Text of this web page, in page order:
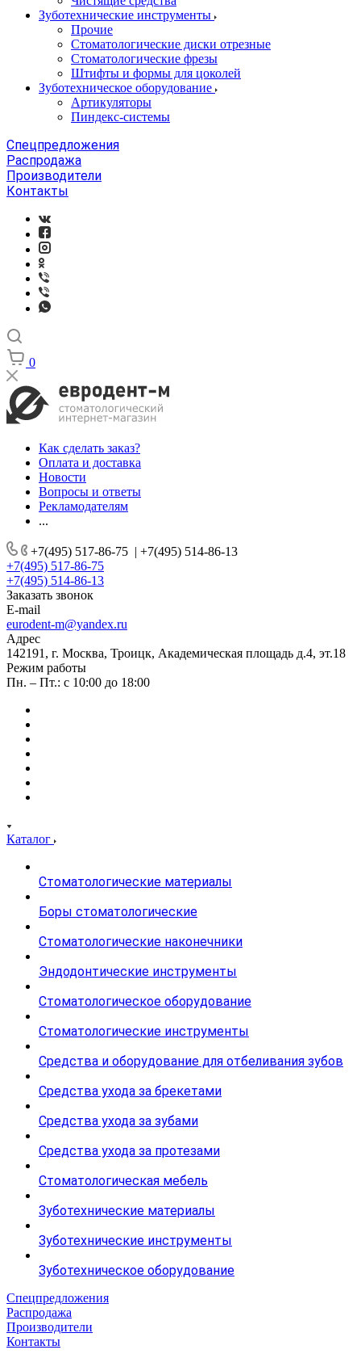
Зуботехнические инструменты
Прочие
Стоматологические диски отрезные
Стоматологические фрезы
Штифты и формы для цоколей
Зуботехническое оборудование
Артикуляторы
Пиндекс-системы
Спецпредложения
Распродажа
Производители
Контакты
0
Как сделать заказ?
Оплата и доставка
Новости
Вопросы и ответы
Рекламодателям
...
+7(495) 517-86-75 | +7(495) 514-86-13
+7(495) 517-86-75
+7(495) 514-86-13
Заказать звонок
E-mail
eurodent-m@yandex.ru
Адрес
142191, г. Москва, Троицк, Академическая площадь д.4, эт.18
Режим работы
Пн. – Пт.: с 10:00 до 18:00
Каталог
Стоматологические материалы
Боры стоматологические
Стоматологические наконечники
Эндодонтические инструменты
Стоматологическое оборудование
Стоматологические инструменты
Средства и оборудование для отбеливания зубов
Средства ухода за брекетами
Средства ухода за зубами
Средства ухода за протезами
Стоматологическая мебель
Зуботехнические материалы
Зуботехнические инструменты
Зуботехническое оборудование
Спецпредложения
Распродажа
Производители
Контакты